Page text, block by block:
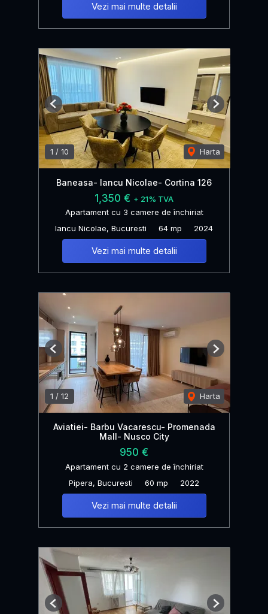
Vezi mai multe detalii
1 / 10 Harta
Previous Next
Baneasa- Iancu Nicolae- Cortina 126
1,350 € + 21% TVA
Apartament cu 3 camere de închiriat
Iancu Nicolae, Bucuresti
64 mp 2024
Vezi mai multe detalii
1 / 12 Harta
Previous Next
Aviatiei- Barbu Vacarescu- Promenada
Mall- Nusco City
950 €
Apartament cu 2 camere de închiriat
Pipera, Bucuresti
60 mp 2022
Vezi mai multe detalii
Previous Next